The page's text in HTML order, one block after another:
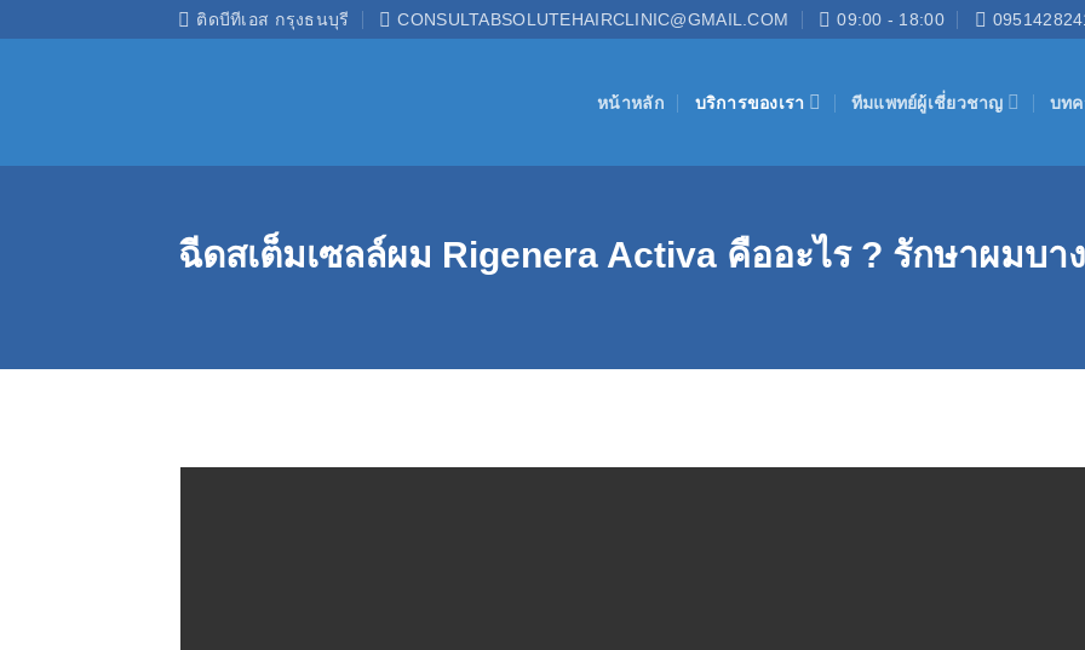
ติดบีทีเอส กรุงธนบุรี CONSULTABSOLUTEHAIRCLINIC@GMAIL.COM 09:00 - 18:00
หน้าหลัก บริการของเรา ทีมแพทย์ผู้เชี่ยวชาญ บท
ฉีดสเต็มเซลล์ผม Rigenera Activa คืออะไร ? รักษาผมบา